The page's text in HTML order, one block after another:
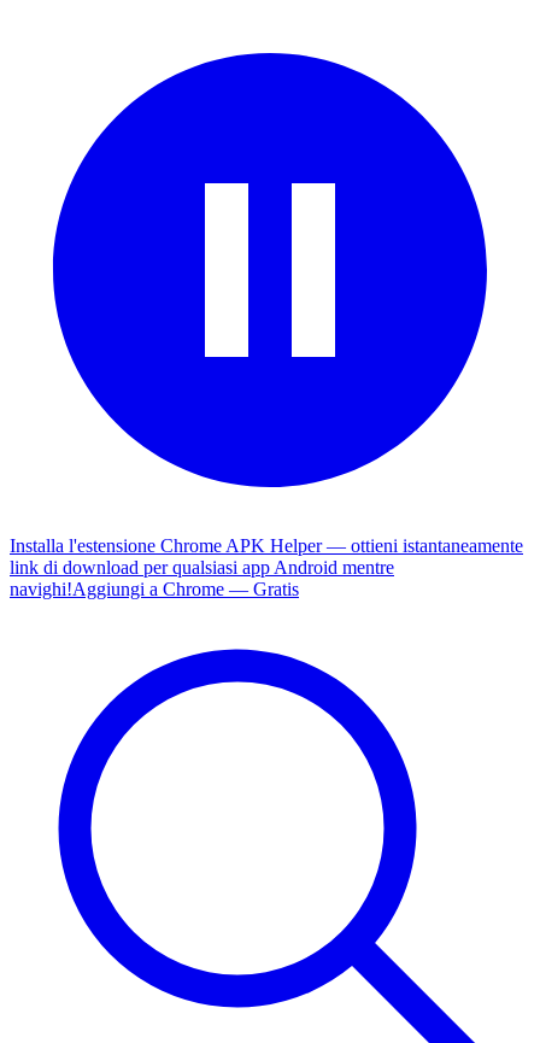
Installa l'estensione Chrome APK Helper — ottieni istantaneamente
link di download per qualsiasi app Android mentre
navighi!Aggiungi a Chrome — Gratis